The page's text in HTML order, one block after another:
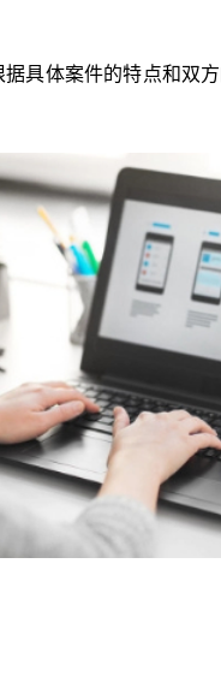
具体案件的特点和双